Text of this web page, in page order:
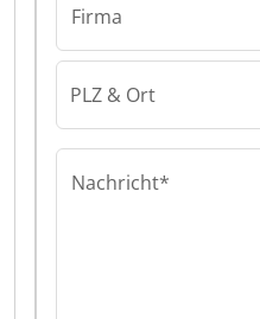
Firma
PLZ & Ort
Nachricht*